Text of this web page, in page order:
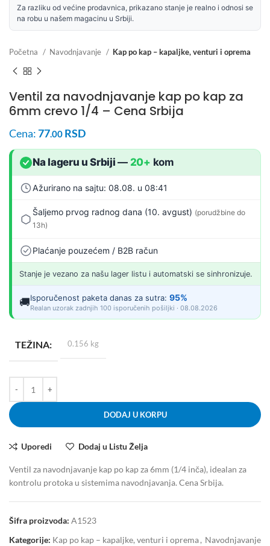
Za razliku od većine prodavnica, prikazano stanje je realno i odnosi se
na robu u našem magacinu u Srbiji.
Početna Navodnjavanje Kap po kap – kapaljke, venturi i oprema
Ventil za navodnjavanje kap po kap za
6mm crevo 1/4 – Cena Srbija
Cena:77.00 RSD
Na lageru u Srbiji — 20+ kom
Ažurirano na sajtu: 08.08. u 08:41
Šaljemo prvog radnog dana (10. avgust) (porudžbine do
13h)
Plaćanje pouzećem / B2B račun
Stanje je vezano za našu lager listu i automatski se sinhronizuje.
🚚Isporučenost paketa danas za sutra: 95%
Realan uzorak zadnjih 100 isporučenih pošiljki · 08.08.2026
TEŽINA 0.156 kg
DODAJ U KORPU
Uporedi Dodaj u Listu Želja
Ventil za navodnjavanje kap po kap za 6mm (1/4 inča), idealan za
kontrolu protoka u sistemima navodnjavanja. Cena Srbija.
Šifra proizvoda: A1523
Kategorije: Kap po kap – kapaljke, venturi i oprema, Navodnjavanje